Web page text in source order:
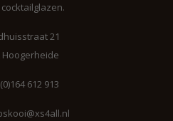
21
Hoogerheide
612 913